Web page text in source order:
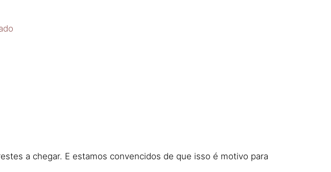
a chegar. E estamos convencidos de que isso é motivo para